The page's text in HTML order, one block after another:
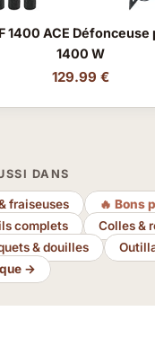
1400 ACE
1400 W
129.99 €
DANS
fraiseuses
🔥 Bons
complets
Colles &
& douilles
→